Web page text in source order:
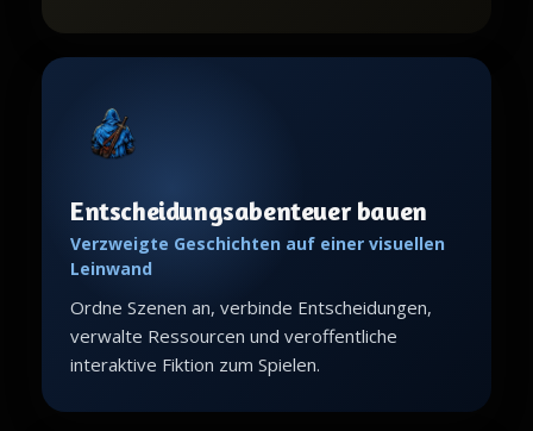
Entscheidungsabenteuer bauen
Verzweigte Geschichten auf einer visuellen
Leinwand
Ordne Szenen an, verbinde Entscheidungen,
verwalte Ressourcen und veroffentliche
interaktive Fiktion zum Spielen.